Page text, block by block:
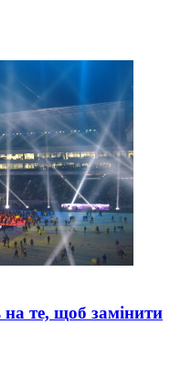
на те, щоб замінити